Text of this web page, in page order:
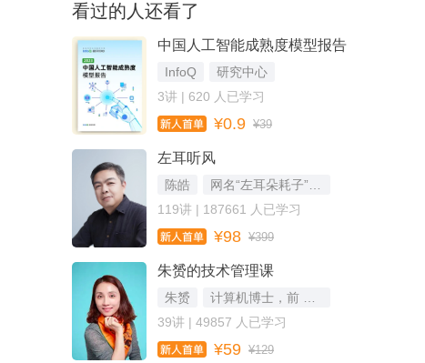
看过的人还看了
中国人工智能成熟度模型报告
InfoQ
研究中心
3讲 | 620 人已学习
¥0.9 ¥39
左耳听风
陈皓
119讲 | 187661 人已学习
¥98 ¥399
朱赟的技术管理课
朱赟
39讲 | 49857 人已学习
¥59 ¥129